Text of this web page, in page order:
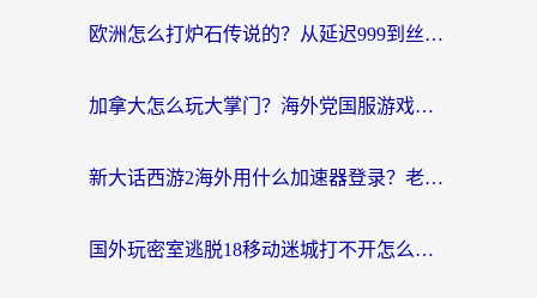
欧洲怎么打炉石传说的？从延迟999到丝滑上分，我找到了靠谱加速器
加拿大怎么玩大掌门？海外党国服游戏加速避坑指南（附实用工具推荐）
新大话西游2海外用什么加速器登录？老玩家亲测有效的国服游戏加速指南
国外玩密室逃脱18移动迷城打不开怎么办？海外玩家亲测有效的解决指南